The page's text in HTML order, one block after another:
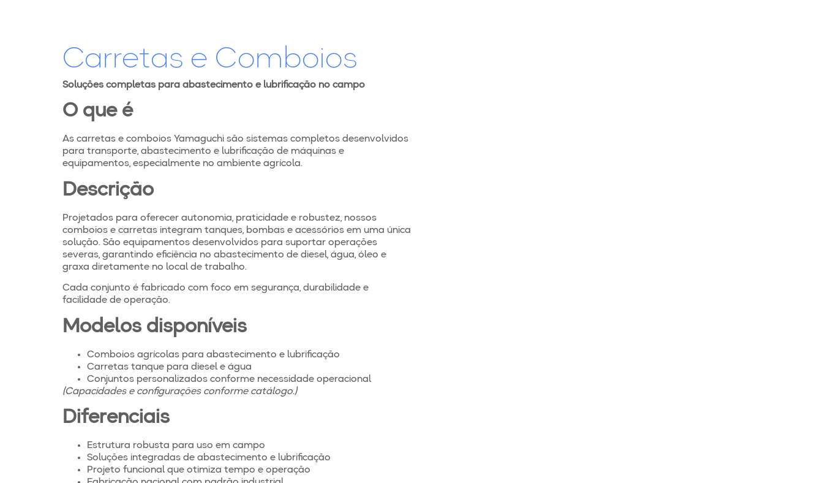
Carretas e Comboios
Soluções completas para abastecimento e lubrificação no campo
O que é
As carretas e comboios Yamaguchi são sistemas completos desenvolvidos
para transporte, abastecimento e lubrificação de máquinas e
equipamentos, especialmente no ambiente agrícola.
Descrição
Projetados para oferecer autonomia, praticidade e robustez, nossos
comboios e carretas integram tanques, bombas e acessórios em uma única
solução. São equipamentos desenvolvidos para suportar operações
severas, garantindo eficiência no abastecimento de diesel, água, óleo e
graxa diretamente no local de trabalho.
Cada conjunto é fabricado com foco em segurança, durabilidade e
facilidade de operação.
Modelos disponíveis
Comboios agrícolas para abastecimento e lubrificação
Carretas tanque para diesel e água
Conjuntos personalizados conforme necessidade operacional
(Capacidades e configurações conforme catálogo.)
Diferenciais
Estrutura robusta para uso em campo
Soluções integradas de abastecimento e lubrificação
Projeto funcional que otimiza tempo e operação